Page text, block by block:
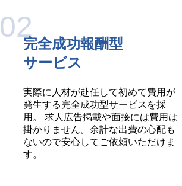
02
完全成功報酬型
サービス
実際に人材が赴任して初めて費用が
発生する完全成功型サービスを採
用。 求人広告掲載や面接には費用は
掛かりません。余計な出費の心配も
ないので安心してご依頼いただけま
す。